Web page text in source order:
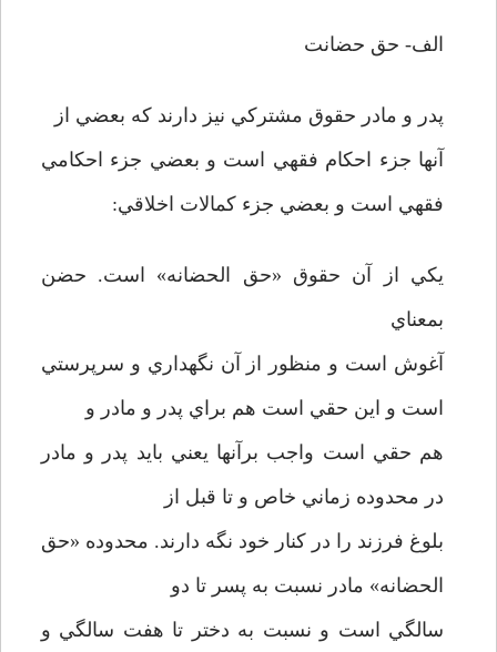
الف- حق حضانت
پدر و مادر حقوق مشترکي نيز دارند که بعضي از
آنها جزء احکام فقهي است و بعضي جزء احکامي
فقهي است و بعضي جزء کمالات اخلاقي:
يکي از آن حقوق «حق الحضانه» است. حضن
بمعناي
آغوش است و منظور از آن نگهداري و سرپرستي
است و اين حقي است هم براي پدر و مادر و
هم حقي است واجب برآنها يعني بايد پدر و مادر
در محدوده زماني خاص و تا قبل از
بلوغ فرزند را در کنار خود نگه دارند. محدوده «حق
الحضانه» مادر نسبت به پسر تا دو
سالگي است و نسبت به دختر تا هفت سالگي و